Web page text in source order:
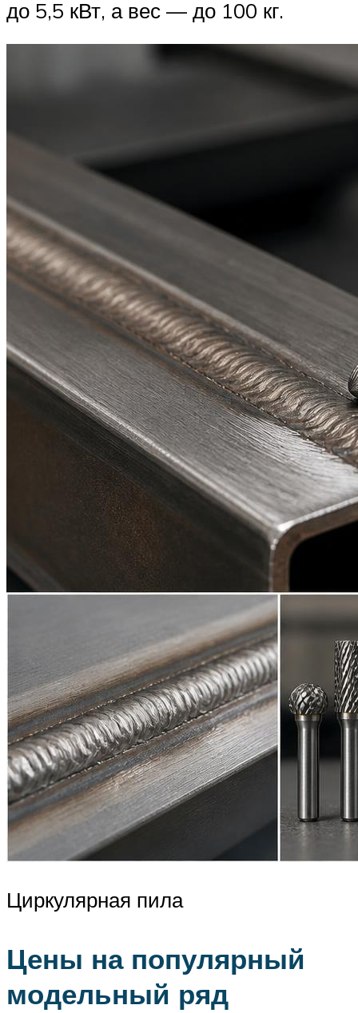
до 5,5 кВт, а вес — до 100 кг.
Циркулярная пила
Цены на популярный
модельный ряд